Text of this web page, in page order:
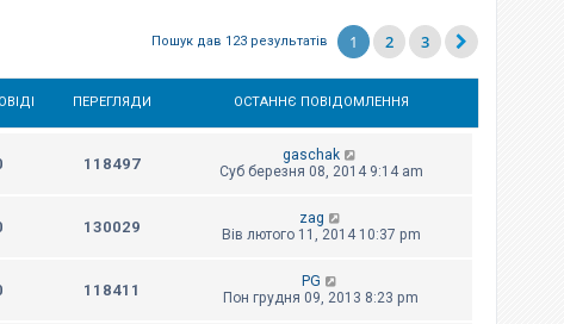
Пошук дав 123 результатів 1 2 3
ПЕРЕГЛЯДИ ОСТАННЄ ПОВІДОМЛЕННЯ
118497
gaschak
Суб березня 08, 2014 9:14 am
130029
zag
Вів лютого 11, 2014 10:37 pm
118411
PG
Пон грудня 09, 2013 8:23 pm